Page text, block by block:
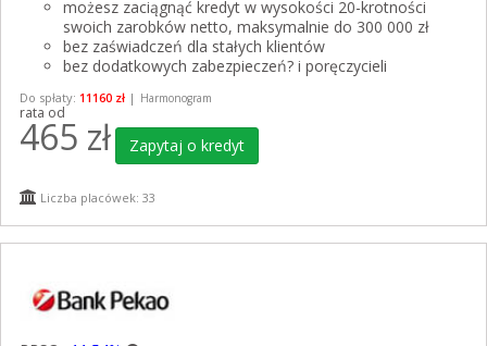
możesz zaciągnąć kredyt w wysokości 20-krotności
swoich zarobków netto, maksymalnie do 300 000 zł
bez zaświadczeń dla stałych klientów
bez dodatkowych zabezpieczeń? i poręczycieli
Do spłaty: 11160 zł | Harmonogram
rata od
465 zł Zapytaj o kredyt
Liczba placówek: 33